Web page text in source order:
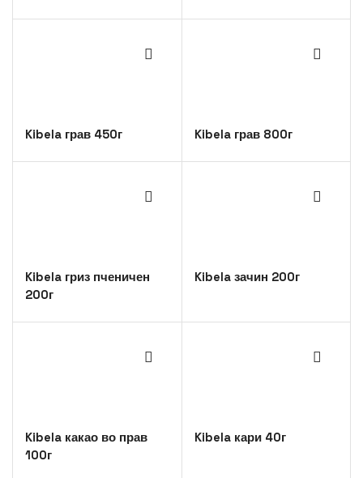
Kibela грав 450г Kibela грав 800г
Kibela гриз пченичен
200г
Kibela зачин 200г
Kibela какао во прав
100г
Kibela кари 40г